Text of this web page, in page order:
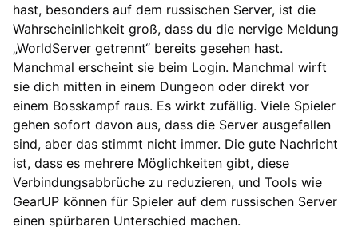
hast, besonders auf dem russischen Server, ist die
Wahrscheinlichkeit groß, dass du die nervige Meldung
„WorldServer getrennt“ bereits gesehen hast.
Manchmal erscheint sie beim Login. Manchmal wirft
sie dich mitten in einem Dungeon oder direkt vor
einem Bosskampf raus. Es wirkt zufällig. Viele Spieler
gehen sofort davon aus, dass die Server ausgefallen
sind, aber das stimmt nicht immer. Die gute Nachricht
ist, dass es mehrere Möglichkeiten gibt, diese
Verbindungsabbrüche zu reduzieren, und Tools wie
GearUP können für Spieler auf dem russischen Server
einen spürbaren Unterschied machen.